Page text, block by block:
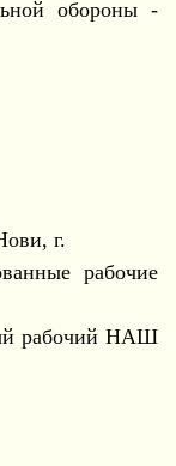
обороны -
г.
рабочие
рабочий НАШ